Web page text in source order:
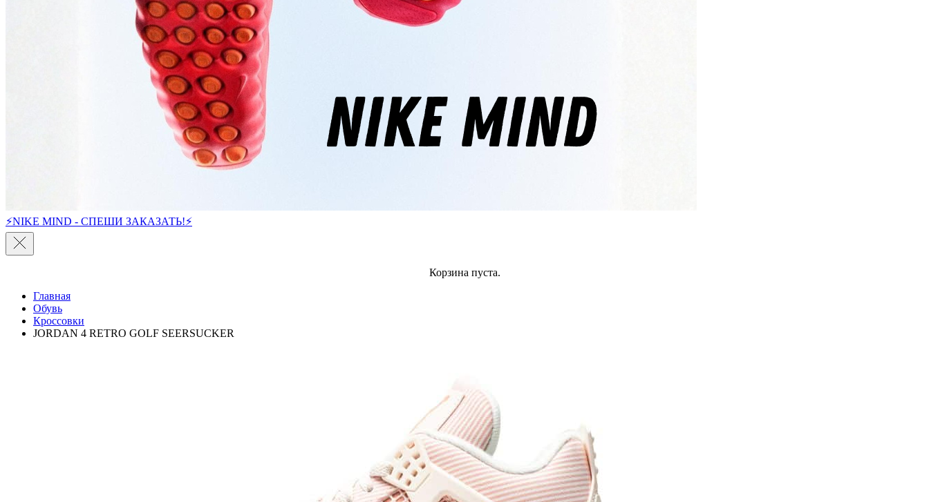
⚡NIKE MIND - СПЕШИ ЗАКАЗАТЬ!⚡
Корзина пуста.
Главная
Обувь
Кроссовки
JORDAN 4 RETRO GOLF SEERSUCKER